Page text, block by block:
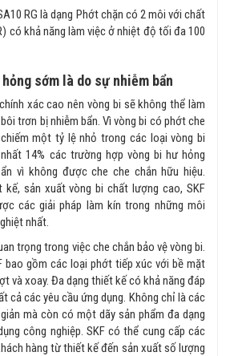
RG là dạng Phớt chặn có 2 môi với chất
có khả năng làm việc ở nhiệt độ tối đa 100
sớm là do sự nhiễm bẩn
xác cao nên vòng bi sẽ không thể làm
trơn bị nhiễm bẩn. Vì vòng bi có phớt che
một tỷ lệ nhỏ trong các loại vòng bi
14% các trường hợp vòng bi hư hỏng
vì không được che che chắn hữu hiệu.
kế, sản xuất vòng bi chất lượng cao, SKF
các giải pháp làm kín trong những môi
nhất.
trọng trong việc che chắn bảo vệ vòng bi.
bao gồm các loại phớt tiếp xúc với bề mặt
và xoay. Đa dạng thiết kế có khả năng đáp
cả các yêu cầu ứng dụng. Không chỉ là các
mà còn có một dãy sản phẩm đa dạng
công nghiệp. SKF có thể cung cấp các
hàng từ thiết kế đến sản xuất số lượng